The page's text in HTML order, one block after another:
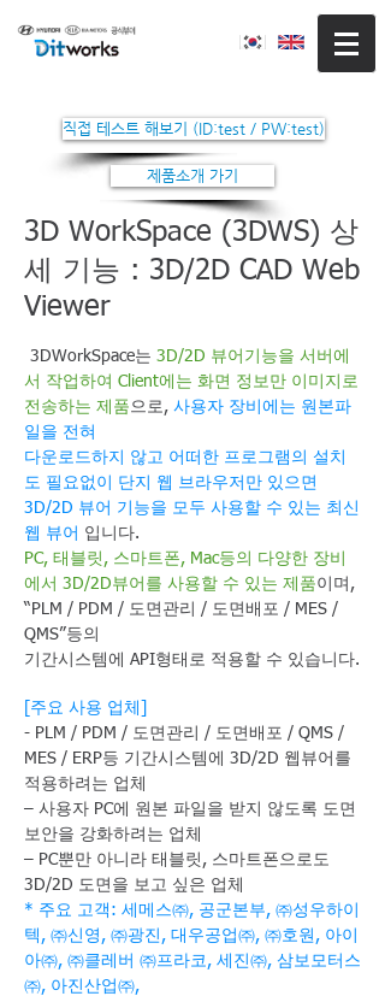
직접 테스트 해보기 (ID:test / PW:test)
제품소개 가기
3D WorkSpace (3DWS) 상
세 기능 : 3D/2D CAD Web
Viewer
3DWorkSpace는 3D/2D 뷰어기능을 서버에
서 작업하여 Client에는 화면 정보만 이미지로
전송하는 제품으로, 사용자 장비에는 원본파
일을 전혀
다운로드하지 않고 어떠한 프로그램의 설치
도 필요없이 단지 웹 브라우저만 있으면
3D/2D 뷰어 기능을 모두 사용할 수 있는 최신
웹 뷰어 입니다.
PC, 태블릿, 스마트폰, Mac등의 다양한 장비
에서 3D/2D뷰어를 사용할 수 있는 제품이며,
“PLM / PDM / 도면관리 / 도면배포 / MES /
QMS”등의
기간시스템에 API형태로 적용할 수 있습니다.
​[주요 사용 업체]
- PLM / PDM / 도면관리 / 도면배포 / QMS /
MES / ERP등 기간시스템에 3D/2D 웹뷰어를
적용하려는 업체
– 사용자 PC에 원본 파일을 받지 않도록 도면
보안을 강화하려는 업체
– PC뿐만 아니라 태블릿, 스마트폰으로도
3D/2D 도면을 보고 싶은 업체
* 주요 고객: 세메스㈜, 공군본부, ㈜성우하이
텍, ㈜신영, ㈜광진, 대우공업㈜, ㈜호원, 아이
아㈜, ㈜클레버 ㈜프라코, 세진㈜, 삼보모터스
㈜, 아진산업㈜,